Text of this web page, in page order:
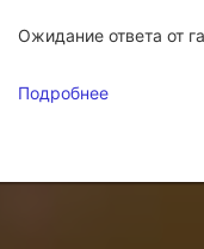
Ожидание ответа от
Подробнее